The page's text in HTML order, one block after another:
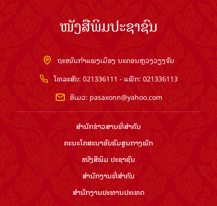
ໜັງສືພິມປະຊາຊົນ
ຖະໜົນກຳແພງເມືອງ ນະຄອນຫຼວງວຽງຈັນ
ໂທລະສັບ: 021336111 - ແຟັກ: 021336113
ອີເມວ: pasaxonn@yahoo.com
ສຳ​ນັກ​ຂ່າວ​ສານ​ທີ່​ສຳ​ຄັນ​
ຄະນະໂຄສະນາອົບຮົມ​ສູນ​ກາງ​ພັກ
ໜັງສືພິມ ປະ​ຊາ​ຊົນ
ສຳ​ນັກ​ງານ​ທີ່​ສຳ​ຄັນ
ສຳ​ນັກ​ງານ​ປະ​ທານ​ປະ​ເທດ